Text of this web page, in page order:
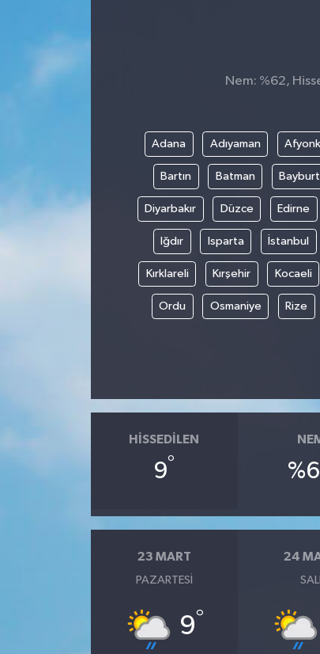
Nem: %62,
Adana Adıyaman
Bartın Batman Bayburt
Diyarbakır Düzce Edirne
Iğdır Isparta İstanbul
Kırklareli Kırşehir Kocaeli
Ordu Osmaniye Rize
HISSEDILEN
9°
23 MART
PAZARTESI
9°
24
SALI